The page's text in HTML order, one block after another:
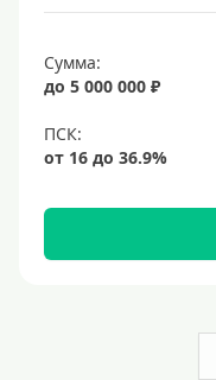
Сумма:
до 5 000 000 ₽